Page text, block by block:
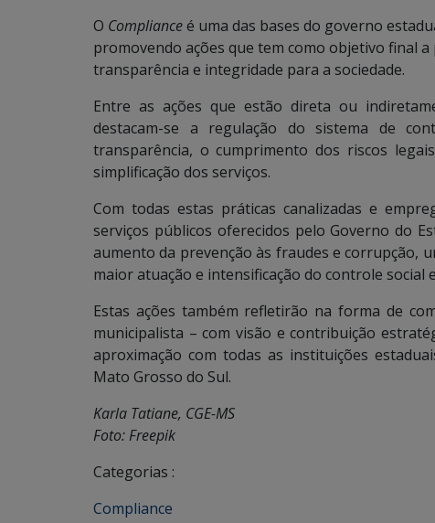
O Complianceé uma das bases do governo
promovendo ações que tem como objetivo final a
transparência e integridade para a sociedade.
Entre as ações que estão direta ou
destacam-se a regulação do sistema de
transparência, o cumprimento dos riscos
simplificação dos serviços.
Com todas estas práticas canalizadas e
serviços públicos oferecidos pelo Governo do
aumento da prevenção às fraudes e corrupção,
maior atuação e intensificação do controle social
Estas ações também refletirão na forma de
municipalista – com visão e contribuição
aproximação com todas as instituições
Mato Grosso do Sul.
Karla Tatiane, CGE-MS
Foto: Freepik
Categorias :
Compliance